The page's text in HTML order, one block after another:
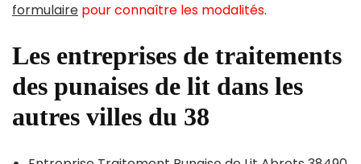
formulaire pour connaître les modalités.
Les entreprises de traitements
des punaises de lit dans les
autres villes du 38